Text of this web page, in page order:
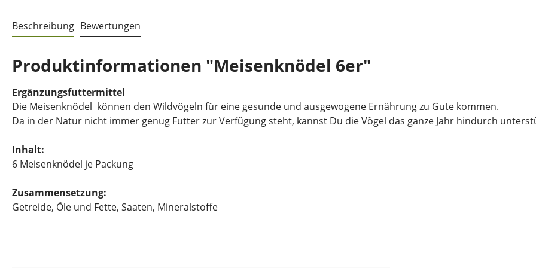
Beschreibung Bewertungen
Produktinformationen "Meisenknödel 6er"
Ergänzungsfuttermittel
Die Meisenknödel können den Wildvögeln für eine gesunde und ausgewogene Ernährung zu Gute kommen.
Da in der Natur nicht immer genug Futter zur Verfügung steht, kannst Du die Vögel das ganze Jahr hindurch
Inhalt:
6 Meisenknödel je Packung
Zusammensetzung:
Getreide, Öle und Fette, Saaten, Mineralstoffe